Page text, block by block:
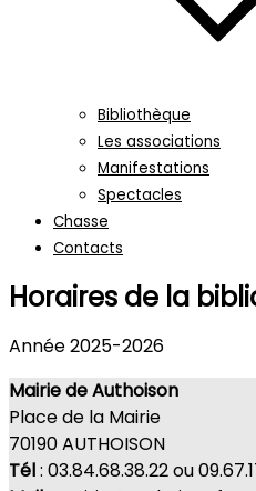
Bibliothèque
Les associations
Manifestations
Spectacles
Chasse
Contacts
AUTHOISON
Site officiel de la commune
Horaires de la
Année 2025-2026
Mairie de Authoison
Place de la Mairie
70190 AUTHOISON
Tél: 03.84.68.38.22 ou